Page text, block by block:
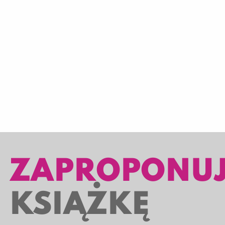
KSIĄŻKĘ